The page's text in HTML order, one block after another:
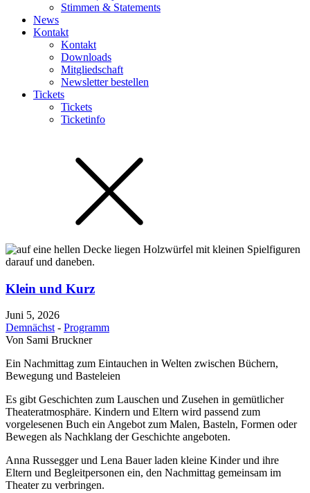
Stimmen & Statements
News
Kontakt
Kontakt
Downloads
Mitgliedschaft
Newsletter bestellen
Tickets
Tickets
Ticketinfo
Klein und Kurz
Juni 5, 2026
Demnächst- Programm
Von Sami Bruckner
Ein Nachmittag zum Eintauchen in Welten zwischen Büchern,
Bewegung und Basteleien
Es gibt Geschichten zum Lauschen und Zusehen in gemütlicher
Theateratmosphäre. Kindern und Eltern wird passend zum
vorgelesenen Buch ein Angebot zum Malen, Basteln, Formen oder
Bewegen als Nachklang der Geschichte angeboten.
Anna Russegger und Lena Bauer laden kleine Kinder und ihre
Eltern und Begleitpersonen ein, den Nachmittag gemeinsam im
Theater zu verbringen.